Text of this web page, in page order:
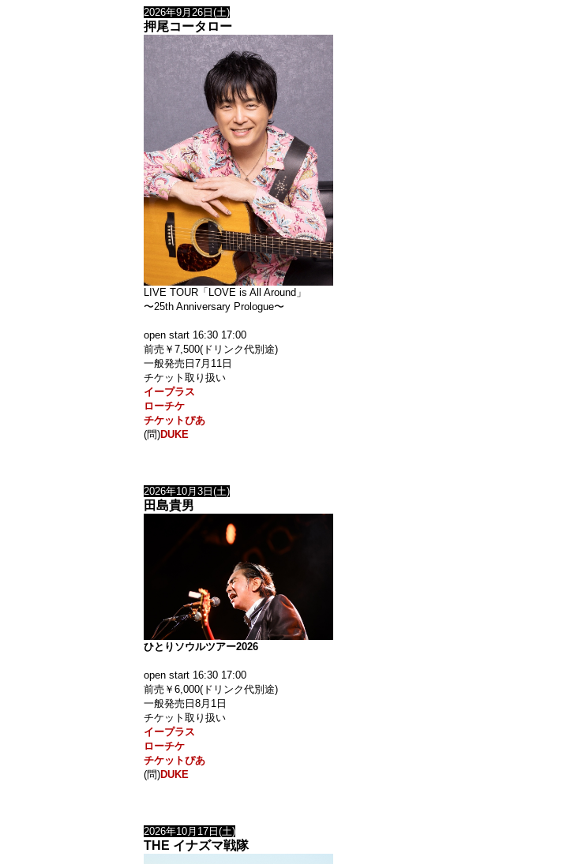
2026年9月26日(土)
押尾コータロー
LIVE TOUR「LOVE is All Around」
〜25th Anniversary Prologue〜
open start 16:30 17:00
前売￥7,500(ドリンク代別途)
一般発売日7月11日
チケット取り扱い
イープラス
ローチケ
チケットぴあ
(問)DUKE
2026年10月3日(土)
田島貴男
ひとりソウルツアー2026
open start 16:30 17:00
前売￥6,000(ドリンク代別途)
一般発売日8月1日
チケット取り扱い
イープラス
ローチケ
チケットぴあ
(問)DUKE
2026年10月17日(土)
THE イナズマ戦隊